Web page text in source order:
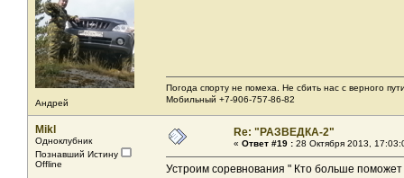
Андрей
Погода спорту не помеха. Не сбить нас с верного
Мобильный +7-906-757-86-82
Mikl
Одноклубник
Познавший Истину
Offline
Re: "РАЗВЕДКА-2"
« Ответ #19 : 28 Октября 2013,
Устроим соревнования " Кто больше